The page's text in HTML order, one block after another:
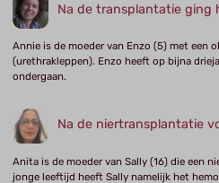
Na de transplantatie ging
Annie is de moeder van Enzo (5) met een
(urethrakleppen). Enzo heeft op bijna
ondergaan.
Na de niertransplantatie
Anita is de moeder van Sally (16) die een
jonge leeftijd heeft Sally namelijk het